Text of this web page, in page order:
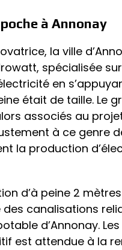
à Annonay
la ville
spécialisée sur
en
était de taille. Le
associés au
à ce genre
la production
d’à peine 2
des canalisations
d’Annonay.
est attendue à la